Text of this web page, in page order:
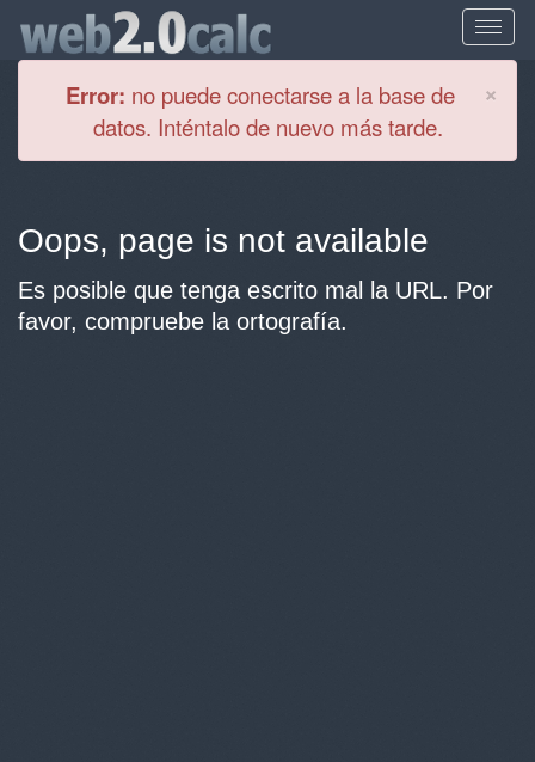
×
Error: no puede conectarse a la base de
datos. Inténtalo de nuevo más tarde.
Oops, page is not available
Es posible que tenga escrito mal la URL. Por
favor, compruebe la ortografía.